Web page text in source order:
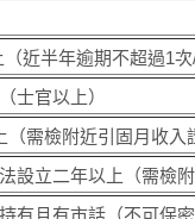
（近半年逾期不超過1次
士官以上）
（需檢附近引固月收入
設立二年以上（需檢附
有且有市話（不可保